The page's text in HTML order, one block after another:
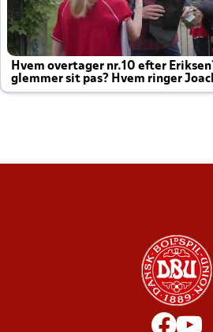
Hvem overtager nr.10 efter
glemmer sit pas? Hvem ringer
altid til efter kampe?